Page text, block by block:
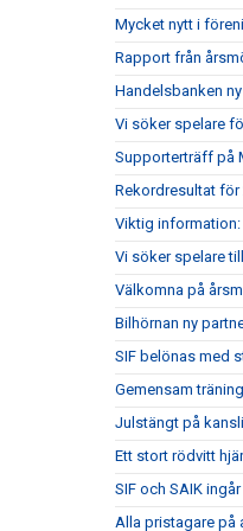
Mycket nytt i
Rapport från
Handelsbanken
Vi söker spelare
Supporterträff på
Rekordresultat för
Viktig
Vi söker spelare
Välkomna på
Bilhörnan ny
SIF belönas med
Gemensam
Julstängt på
Ett stort rödvitt
SIF och SAIK
Alla pristagare på